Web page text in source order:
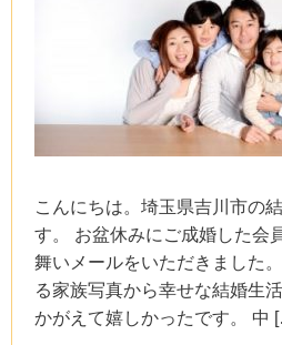
こんにちは。埼玉県吉川市の
す。 お盆休みにご成婚した会
舞いメールをいただきました
る家族写真から幸せな結婚生
かがえて嬉しかったです。 中